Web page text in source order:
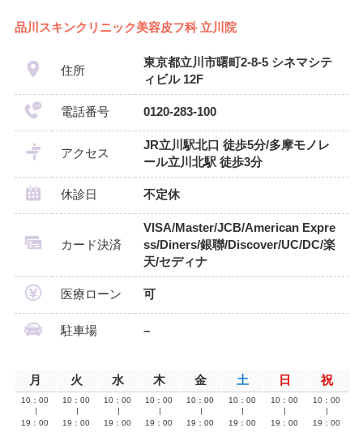
品川スキンクリニック美容皮フ科 立川院
住所
東京都立川市曙町2-8-5 シネマシテ
ィビル 12F
電話番号 0120-283-100
アクセス
JR立川駅北口 徒歩5分/多摩モノレ
ール立川北駅 徒歩3分
休診日 不定休
カード決済
VISA/Master/JCB/American Expre
ss/Diners/銀聯/Discover/UC/DC/楽
天/セディナ
医療ローン 可
駐車場 –
月 火 水 木 金 土 日 祝
10：00
19：00
10：00
19：00
10：00
19：00
10：00
19：00
10：00
19：00
10：00
19：00
10：00
19：00
10：00
19：00